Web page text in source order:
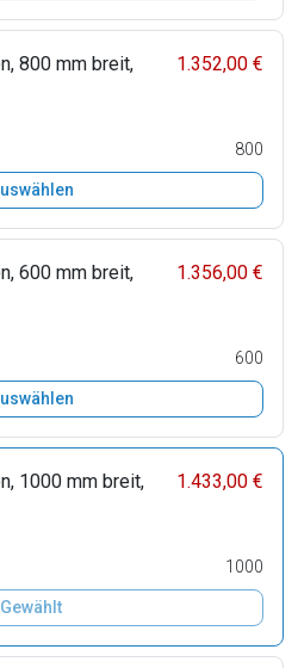
800 mm breit,
1.352,00 €
800
600 mm breit,
1.356,00 €
600
1000 mm breit,
1.433,00 €
1000
Gewählt